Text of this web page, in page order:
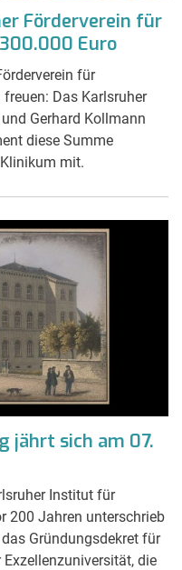
Förderverein für
Euro
für
freuen: Das Karlsruher
Gerhard Kollmann
diese Summe
mit.
jährt sich am 07.
Institut für
200 Jahren unterschrieb
Gründungsdekret für
die